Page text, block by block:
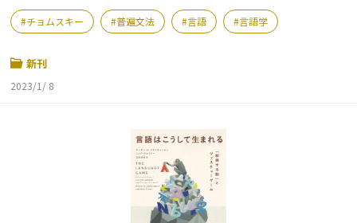
チョムスキー 普遍文法 言語 言語学
新刊
2023/1/ 8